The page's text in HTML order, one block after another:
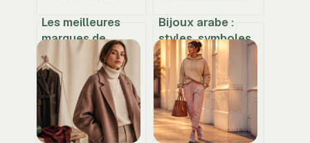
Les meilleures
marques de
chaussures
portugaises à
connaître
absolument
Bijoux arabe :
styles, symboles
et conseils pour
bien les choisir